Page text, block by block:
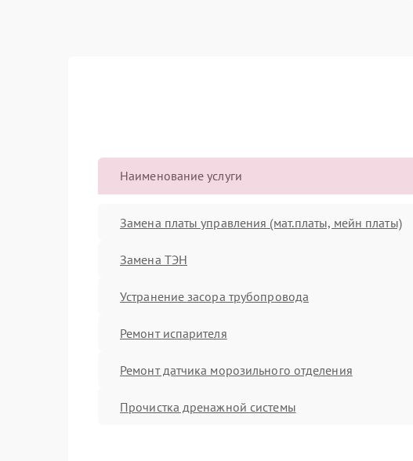
Наименование услуги
Замена платы управления (мат.платы, мейн платы)
Замена ТЭН
Устранение засора трубопровода
Ремонт испарителя
Ремонт датчика морозильного отделения
Прочистка дренажной системы